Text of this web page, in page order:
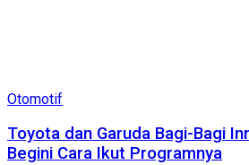
Otomotif
Toyota dan Garuda Bagi-Bagi
Begini Cara Ikut Programnya